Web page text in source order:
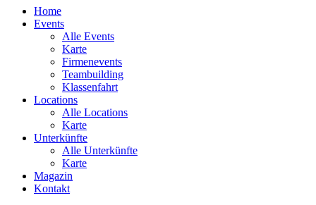
Home
Events
Alle Events
Karte
Firmenevents
Teambuilding
Klassenfahrt
Locations
Alle Locations
Karte
Unterkünfte
Alle Unterkünfte
Karte
Magazin
Kontakt